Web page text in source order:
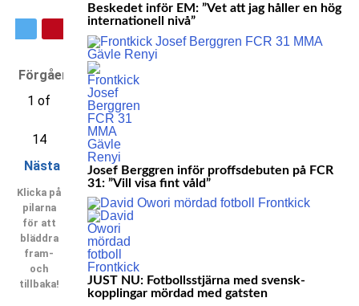
Förgående
1 of
14
Nästa
Klicka på
pilarna
för att
bläddra
fram-
och
tillbaka!
Beskedet inför EM: ”Vet att jag håller en hög
internationell nivå”
Josef Berggren inför proffsdebuten på FCR
31: ”Vill visa fint våld”
JUST NU: Fotbollsstjärna med svensk-
kopplingar mördad med gatsten